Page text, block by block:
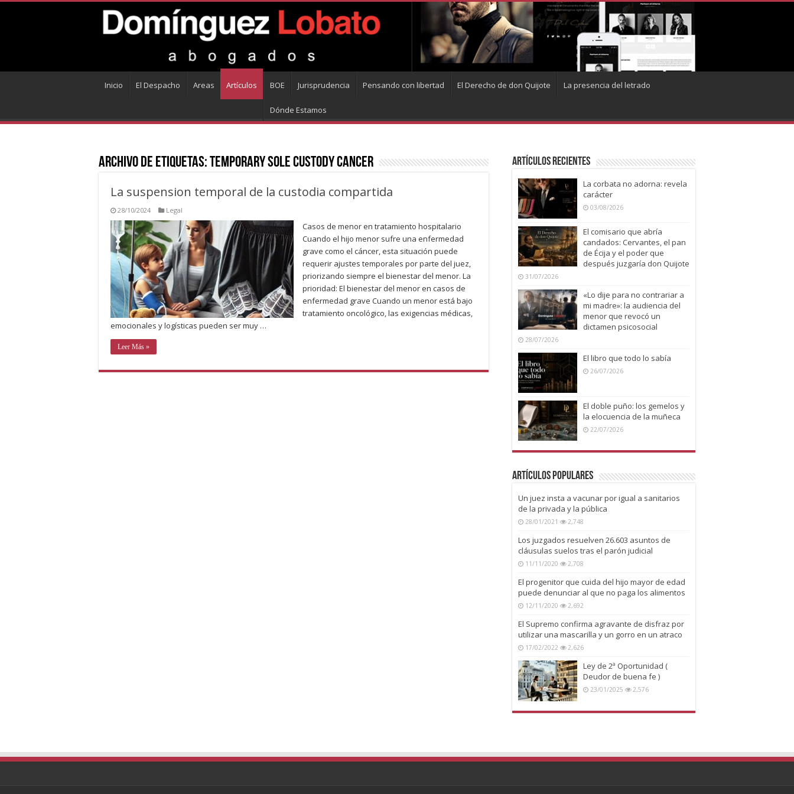
Inicio El Despacho Areas Artículos BOE Jurisprudencia Pensando con libertad El Derecho de don Quijote La presencia del letrado
Dónde Estamos
Archivo de Etiquetas:Temporary sole custody cancer
La suspension temporal de la custodia compartida
28/10/2024 Legal
Casos de menor en tratamiento hospitalario
Cuando el hijo menor sufre una enfermedad
grave como el cáncer, esta situación puede
requerir ajustes temporales por parte del juez,
priorizando siempre el bienestar del menor. La
prioridad: El bienestar del menor en casos de
enfermedad grave Cuando un menor está bajo
tratamiento oncológico, las exigencias médicas,
emocionales y logísticas pueden ser muy …
Leer Más »
Artículos recientes
La corbata no adorna: revela
carácter
03/08/2026
El comisario que abría
candados: Cervantes, el pan
de Écija y el poder que
después juzgaría don Quijote
31/07/2026
«Lo dije para no contrariar a
mi madre»: la audiencia del
menor que revocó un
dictamen psicosocial
28/07/2026
El libro que todo lo sabía
26/07/2026
El doble puño: los gemelos y
la elocuencia de la muñeca
22/07/2026
Artículos Populares
Un juez insta a vacunar por igual a sanitarios
de la privada y la pública
28/01/2021 2,748
Los juzgados resuelven 26.603 asuntos de
cláusulas suelos tras el parón judicial
11/11/2020 2,708
El progenitor que cuida del hijo mayor de edad
puede denunciar al que no paga los alimentos
12/11/2020 2,692
El Supremo confirma agravante de disfraz por
utilizar una mascarilla y un gorro en un atraco
17/02/2022 2,626
Ley de 2ª Oportunidad (
Deudor de buena fe )
23/01/2025 2,576